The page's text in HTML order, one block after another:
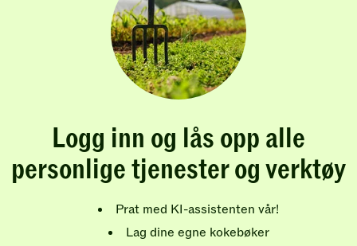
Logg inn og lås opp alle
personlige tjenester og verktøy
Prat med KI-assistenten vår!
Lag dine egne kokebøker